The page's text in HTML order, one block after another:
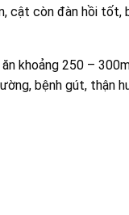
cật còn đàn hồi tốt,
khoảng 250 –
bệnh gút, thận